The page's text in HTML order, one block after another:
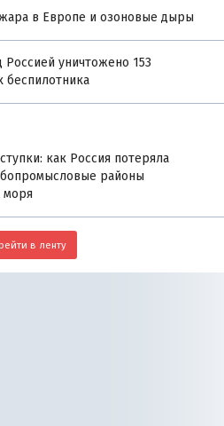
в Европе и озоновые дыры
Россией уничтожено 153
беспилотника
как Россия потеряла
районы
моря
в ленту